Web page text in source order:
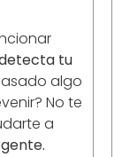
tu
algo
No te
a